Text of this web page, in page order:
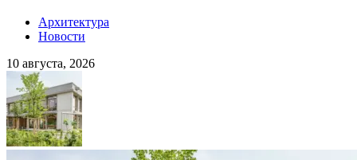
Архитектура
Новости
10 августа, 2026